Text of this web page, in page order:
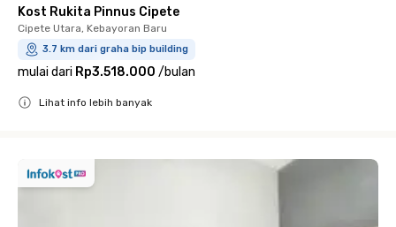
Kost Rukita Pinnus Cipete
Cipete Utara, Kebayoran Baru
3.7 km dari graha bip building
mulai dari Rp3.518.000 /bulan
Lihat info lebih banyak